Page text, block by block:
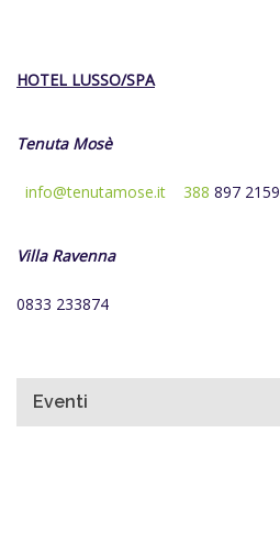
HOTEL LUSSO/SPA
Tenuta Mosè
info@tenutamose.it 388 897 2159
Villa Ravenna
0833 233874
Eventi